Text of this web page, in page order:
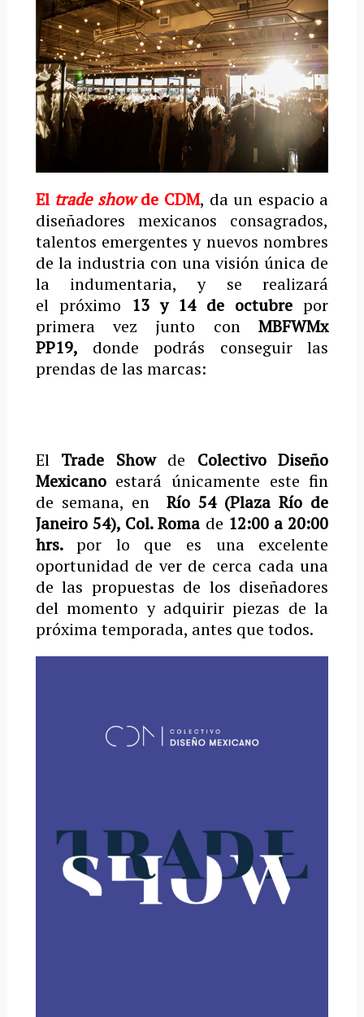
El trade showde CDM, da un espacio a
diseñadores mexicanos consagrados,
talentos emergentes y nuevos nombres
de la industria con una visión única de
la indumentaria, y se realizará
el próximo 13 y 14 de octubrepor
primera vez junto conMBFWMx
PP19, donde podrás conseguir las
prendas de las marcas:
El Trade Showde Colectivo Diseño
Mexicano estará únicamente este fin
de semana, en Río 54 (Plaza Río de
Janeiro 54), Col. Roma de 12:00 a 20:00
hrs.por lo que es una excelente
oportunidad de ver de cerca cada una
de las propuestas de los diseñadores
del momento y adquirir piezas de la
próxima temporada, antes que todos.